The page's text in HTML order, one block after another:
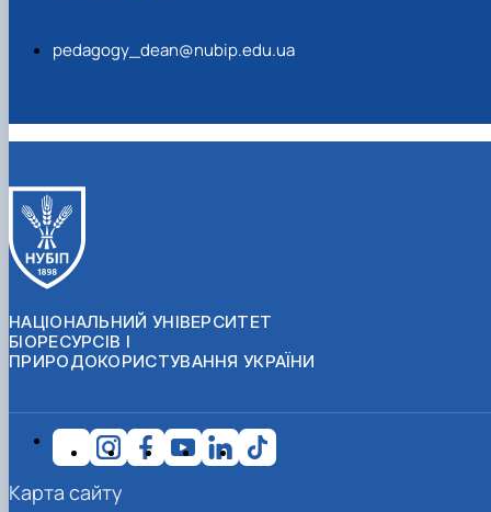
pedagogy_dean@nubip.edu.ua
НАЦІОНАЛЬНИЙ УНІВЕРСИТЕТ
БІОРЕСУРСІВ І
ПРИРОДОКОРИСТУВАННЯ УКРАЇНИ
Карта сайту